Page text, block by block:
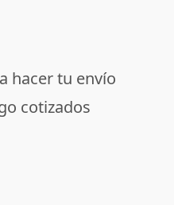
hacer tu envío
cotizados